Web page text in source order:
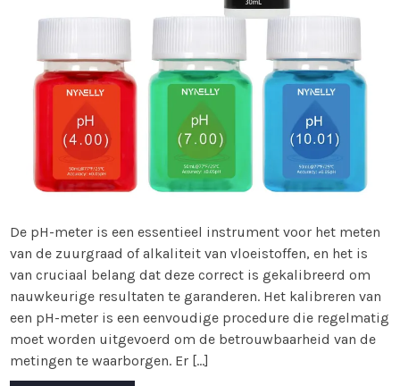
De pH-meter is een essentieel instrument voor het meten
van de zuurgraad of alkaliteit van vloeistoffen, en het is
van cruciaal belang dat deze correct is gekalibreerd om
nauwkeurige resultaten te garanderen. Het kalibreren van
een pH-meter is een eenvoudige procedure die regelmatig
moet worden uitgevoerd om de betrouwbaarheid van de
metingen te waarborgen. Er […]